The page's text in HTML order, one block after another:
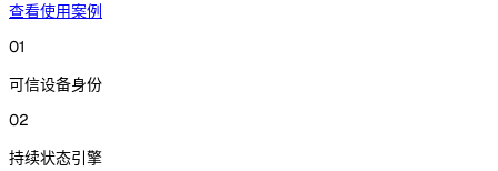
查看使用案例
01
可信设备身份
02
持续状态引擎